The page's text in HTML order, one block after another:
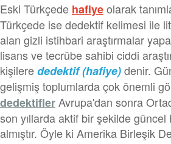
Eski Türkçede hafiyeolarak
Türkçede ise dedektif kelimesi ile
alan gizli istihbari araştırmalar
lisans ve tecrübe sahibi ciddi
kişilerededektif (hafiye)denir.
gelişmiş toplumlarda çok önemli
dedektiflerAvrupa'dan sonra
son yıllarda aktif bir şekilde
almıştır. Öyle ki Amerika Birleşik